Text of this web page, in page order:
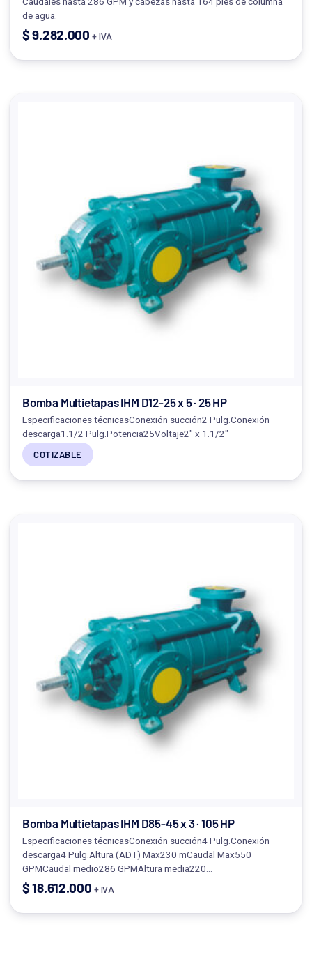
de agua.
$9.282.000 + IVA
Bomba Multietapas IHM D12-25 x 5 · 25 HP
Especificaciones técnicasConexión succión2 Pulg.Conexión
descarga1.1/2 Pulg.Potencia25Voltaje2" x 1.1/2"
COTIZABLE
Bomba Multietapas IHM D85-45 x 3 · 105 HP
Especificaciones técnicasConexión succión4 Pulg.Conexión
descarga4 Pulg.Altura (ADT) Max230 mCaudal Max550
GPMCaudal medio286 GPMAltura media220…
$18.612.000 + IVA